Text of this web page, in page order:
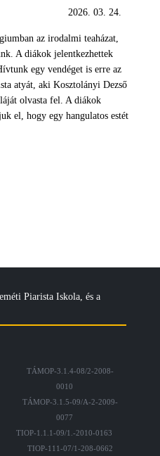
2026. 03. 24.
az irodalmi teaházat,
A diákok jelentkezhettek
egy vendéget is erre az
atyát, aki Kosztolányi Dezső
olvasta fel. A diákok
el, hogy egy hangulatos estét
Piarista Iskola, és a
TÁMOP-3.1.4-08/2-2008-
0010
TÁMOP-3.1.5-09/A-2-2009-
0077
TIOP-1.1.1-09/1.-2010-0163
TIOP-111-07/1-208-0662